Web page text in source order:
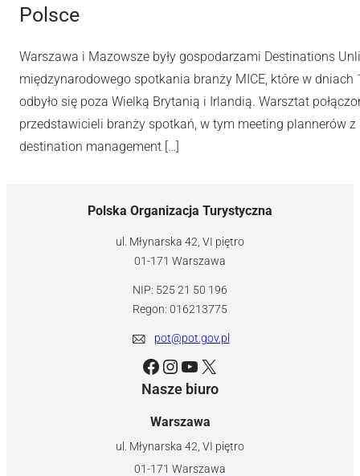
Polsce
Warszawa i Mazowsze były gospodarzami Destinations
międzynarodowego spotkania branży MICE, które w
odbyło się poza Wielką Brytanią i Irlandią. Warsztat
przedstawicieli branży spotkań, w tym meeting plannerów
destination management […]
Polska Organizacja Turystyczna
ul. Młynarska 42, VI piętro
01-171 Warszawa
NIP: 525 21 50 196
Regon: 016213775
pot@pot.gov.pl
Facebook Instagram YouTube X
Nasze biuro
Warszawa
ul. Młynarska 42, VI piętro
01-171 Warszawa